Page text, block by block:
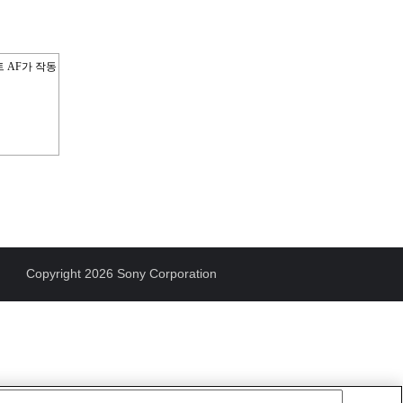
AF가 작동
Copyright 2026 Sony Corporation